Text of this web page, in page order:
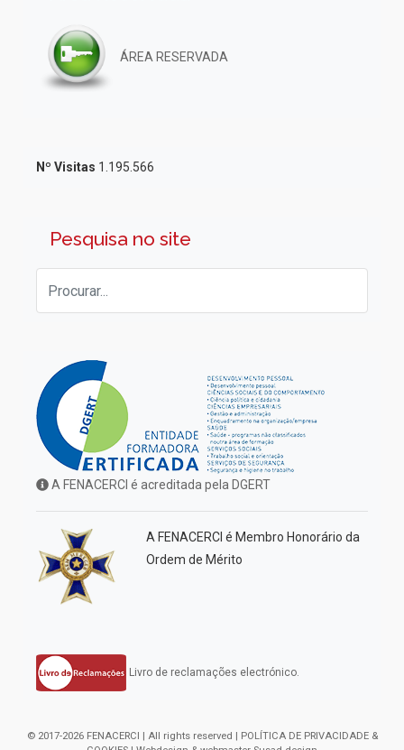
ÁREA RESERVADA
Nº Visitas 1.195.566
Pesquisa no site
A FENACERCI é acreditada pela DGERT
A FENACERCI é Membro Honorário da
Ordem de Mérito
Livro de reclamações electrónico.
© 2017-2026 FENACERCI | All rights reserved | POLÍTICA DE PRIVACIDADE &